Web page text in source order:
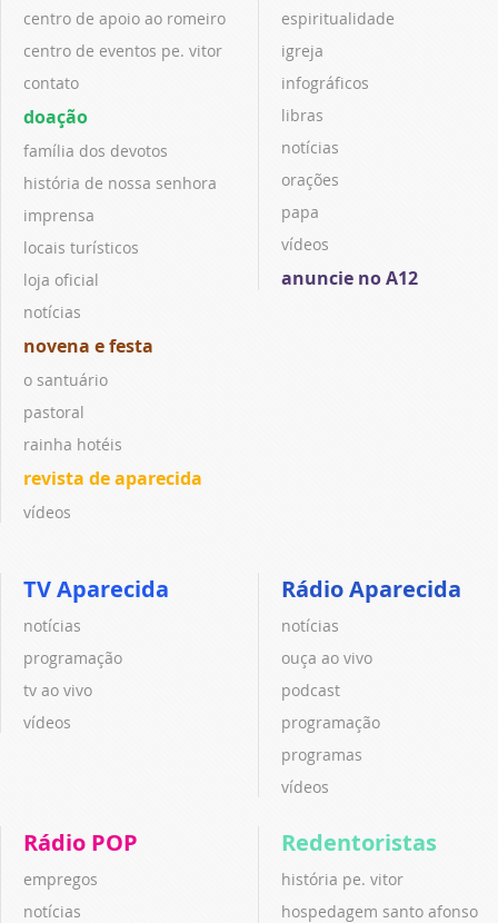
centro de apoio ao romeiro
centro de eventos pe. vitor
contato
doação
família dos devotos
história de nossa senhora
imprensa
locais turísticos
loja oficial
notícias
novena e festa
o santuário
pastoral
rainha hotéis
revista de aparecida
vídeos
espiritualidade
igreja
infográficos
libras
notícias
orações
papa
vídeos
anuncie no A12
TV Aparecida
notícias
programação
tv ao vivo
vídeos
Rádio Aparecida
notícias
ouça ao vivo
podcast
programação
programas
vídeos
Rádio POP
empregos
notícias
Redentoristas
história pe. vitor
hospedagem santo afonso